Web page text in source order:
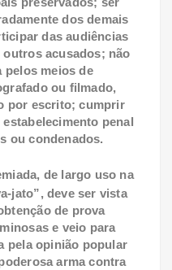
dos demais
das audiências
acusados; não
pelos meios de
ou filmado,
por escrito; cumprir
penal
ou condenados.
de largo uso na
jato”, deve ser vista
de prova
e veio para
pela opinião popular
arma contra